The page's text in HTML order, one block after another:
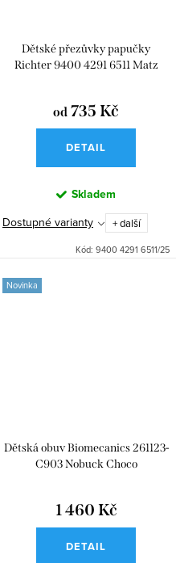
Dětské přezůvky papučky
Richter 9400 4291 6511 Matz
od 735 Kč
DETAIL
Skladem
Dostupné varianty + další
Kód: 9400 4291 6511/25
Novinka
Dětská obuv Biomecanics 261123-
C903 Nobuck Choco
1 460 Kč
DETAIL